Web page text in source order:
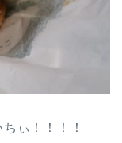
ぃ！！！！